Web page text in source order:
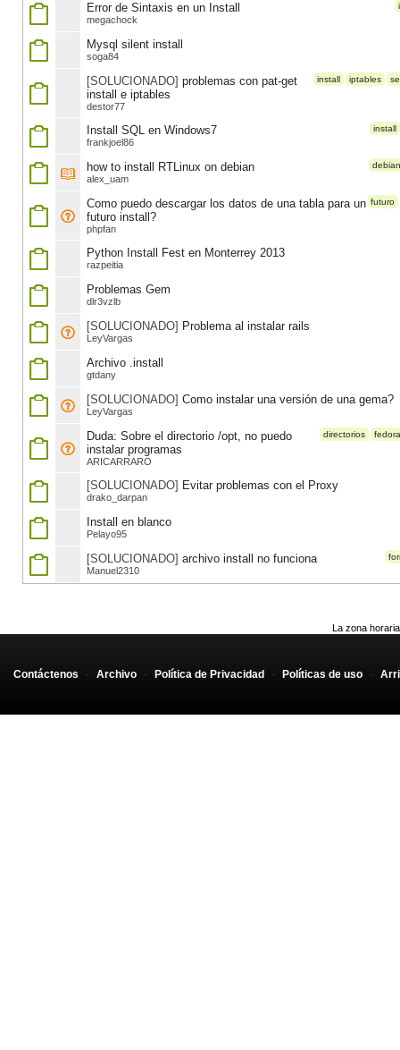
Error de Sintaxis en un Install
megachock
Mysql silent install
soga84
install iptables
[SOLUCIONADO] problemas con pat-get
install e iptables
destor77
install
Install SQL en Windows7
frankjoel86
debian
how to install RTLinux on debian
alex_uam
futuro
Como puedo descargar los datos de una tabla para un
futuro install?
phpfan
Python Install Fest en Monterrey 2013
razpeitia
Problemas Gem
dlr3vzlb
[SOLUCIONADO] Problema al instalar rails
LeyVargas
Archivo .install
gtdany
[SOLUCIONADO] Como instalar una versión de una gema?
LeyVargas
directorios fedora
Duda: Sobre el directorio /opt, no puedo
instalar programas
ARICARRARO
[SOLUCIONADO] Evitar problemas con el Proxy
drako_darpan
Install en blanco
Pelayo95
[SOLUCIONADO] archivo install no funciona
Manuel2310
La zona
Contáctenos - Archivo - Política de Privacidad - Políticas de uso -